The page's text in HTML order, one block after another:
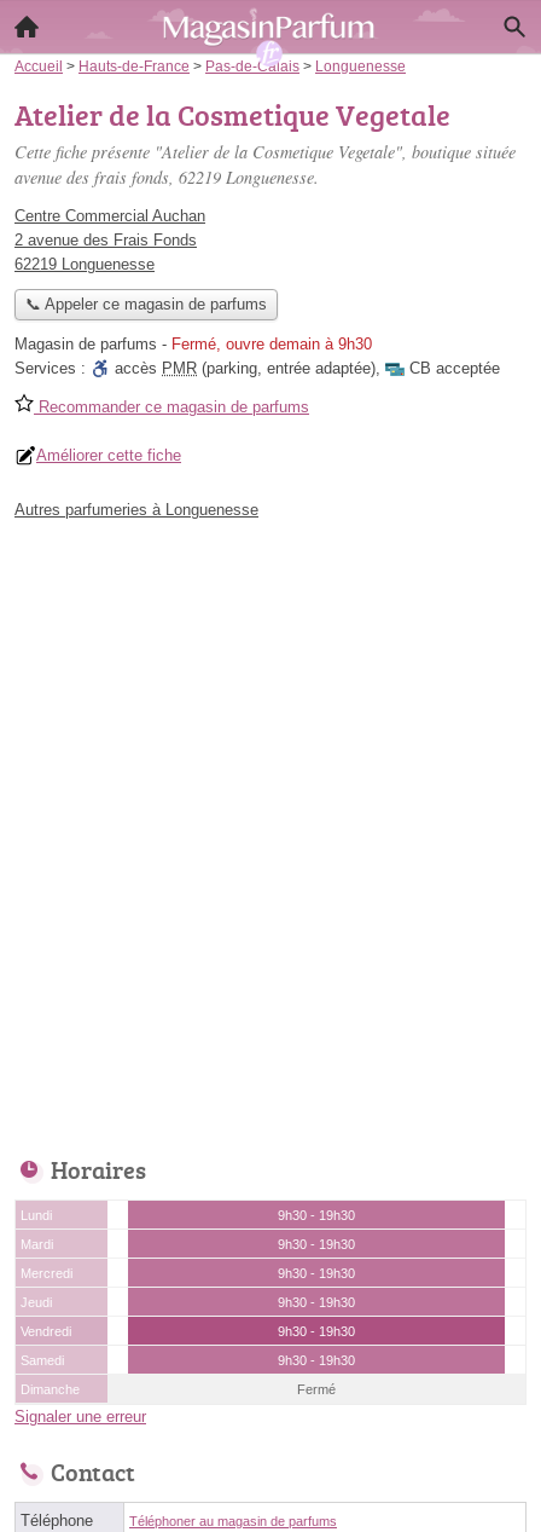
Accueil > Hauts-de-France > Pas-de-Calais > Longuenesse
Atelier de la Cosmetique Vegetale
Cette fiche présente "Atelier de la Cosmetique Vegetale", boutique située
avenue des frais fonds, 62219 Longuenesse.
Centre Commercial Auchan
2 avenue des Frais Fonds
62219 Longuenesse
📞 Appeler ce magasin de parfums
Magasin de parfums - Fermé, ouvre demain à 9h30
Services :
accès PMR (parking, entrée adaptée), CB acceptée
Recommander ce magasin de parfums
Améliorer cette fiche
Autres parfumeries à Longuenesse
Horaires
Lundi
9h30 - 19h30
Mardi
9h30 - 19h30
Mercredi
9h30 - 19h30
Jeudi
9h30 - 19h30
Vendredi
9h30 - 19h30
Samedi
9h30 - 19h30
Dimanche
Fermé
Signaler une erreur
Contact
Téléphone Téléphoner au magasin de parfums